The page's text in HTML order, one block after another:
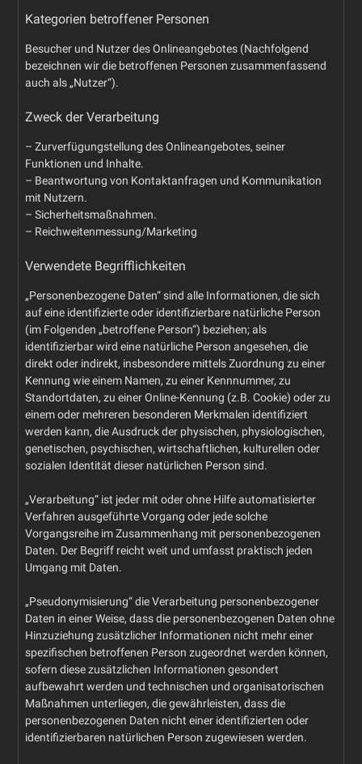
Kategorien betroffener Personen
Besucher und Nutzer des Onlineangebotes (Nachfolgend
bezeichnen wir die betroffenen Personen zusammenfassend
auch als „Nutzer“).
Zweck der Verarbeitung
– Zurverfügungstellung des Onlineangebotes, seiner
Funktionen und Inhalte.
– Beantwortung von Kontaktanfragen und Kommunikation
mit Nutzern.
– Sicherheitsmaßnahmen.
– Reichweitenmessung/Marketing
Verwendete Begrifflichkeiten
„Personenbezogene Daten“ sind alle Informationen, die sich
auf eine identifizierte oder identifizierbare natürliche Person
(im Folgenden „betroffene Person“) beziehen; als
identifizierbar wird eine natürliche Person angesehen, die
direkt oder indirekt, insbesondere mittels Zuordnung zu einer
Kennung wie einem Namen, zu einer Kennnummer, zu
Standortdaten, zu einer Online-Kennung (z.B. Cookie) oder zu
einem oder mehreren besonderen Merkmalen identifiziert
werden kann, die Ausdruck der physischen, physiologischen,
genetischen, psychischen, wirtschaftlichen, kulturellen oder
sozialen Identität dieser natürlichen Person sind.
„Verarbeitung“ ist jeder mit oder ohne Hilfe automatisierter
Verfahren ausgeführte Vorgang oder jede solche
Vorgangsreihe im Zusammenhang mit personenbezogenen
Daten. Der Begriff reicht weit und umfasst praktisch jeden
Umgang mit Daten.
„Pseudonymisierung“ die Verarbeitung personenbezogener
Daten in einer Weise, dass die personenbezogenen Daten ohne
Hinzuziehung zusätzlicher Informationen nicht mehr einer
spezifischen betroffenen Person zugeordnet werden können,
sofern diese zusätzlichen Informationen gesondert
aufbewahrt werden und technischen und organisatorischen
Maßnahmen unterliegen, die gewährleisten, dass die
personenbezogenen Daten nicht einer identifizierten oder
identifizierbaren natürlichen Person zugewiesen werden.